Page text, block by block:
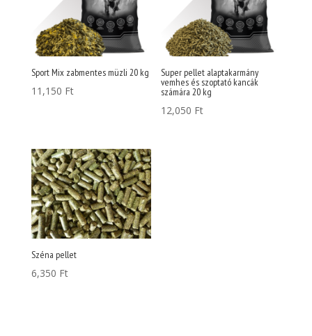
Sport Mix zabmentes müzli 20 kg
11,150 Ft
Super pellet alaptakarmány
vemhes és szoptató kancák
számára 20 kg
12,050 Ft
Széna pellet
6,350 Ft